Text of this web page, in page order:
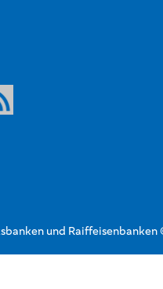
und Raiffeisenbanken